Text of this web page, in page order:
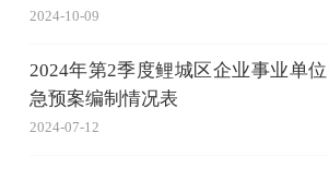
2024-10-09
2024年第2季度鲤城区企业事业单
急预案编制情况表
2024-07-12